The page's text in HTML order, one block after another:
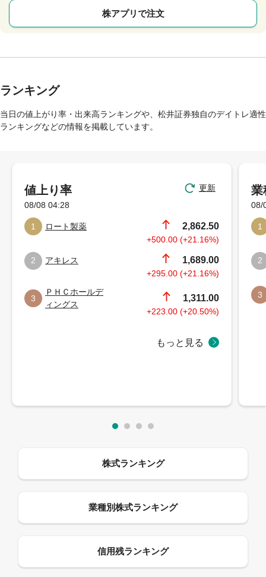
株アプリで注文
ランキング
当日の値上がり率・出来高ランキングや、松井証券独自のデイトレ適性
ランキングなどの情報を掲載しています。